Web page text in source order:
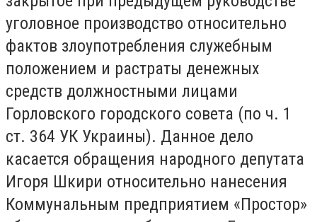
уголовное производство относительно
фактов злоупотребления служебным
положением и растраты денежных
средств должностными лицами
Горловского городского совета (по ч. 1
ст. 364 УК Украины). Данное дело
касается обращения народного депутата
Игоря Шкири относительно нанесения
Коммунальным предприятием «Простор»